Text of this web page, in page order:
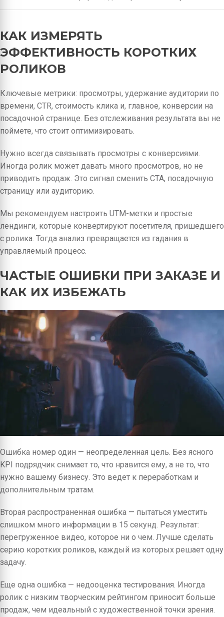
КАК ИЗМЕРЯТЬ
ЭФФЕКТИВНОСТЬ КОРОТКИХ
РОЛИКОВ
Ключевые метрики: просмотры, удержание аудитории по
времени, CTR, стоимость клика и, главное, конверсии на
посадочной странице. Без отслеживания результата вы не
поймете, что стоит оптимизировать.
Нужно всегда связывать просмотры с конверсиями.
Иногда ролик может давать много просмотров, но не
приводить продаж. Это сигнал сменить CTA, посадочную
страницу или аудиторию.
Мы рекомендуем настроить UTM-метки и простые
лендинги, которые конвертируют посетителя, пришедшего
с ролика. Тогда анализ превращается из гадания в
управляемый процесс.
ЧАСТЫЕ ОШИБКИ ПРИ ЗАКАЗЕ И
КАК ИХ ИЗБЕЖАТЬ
Ошибка номер один — неопределенная цель. Без ясного
KPI подрядчик снимает то, что нравится ему, а не то, что
нужно вашему бизнесу. Это ведет к переработкам и
дополнительным тратам.
Вторая распространенная ошибка — пытаться уместить
слишком много информации в 15 секунд. Результат:
перегруженное видеo, которое ни о чем. Лучше сделать
серию коротких роликов, каждый из которых решает одну
задачу.
Еще одна ошибка — недооценка тестирования. Иногда
ролик с низким творческим рейтингом приносит больше
продаж, чем идеальный с художественной точки зрения.